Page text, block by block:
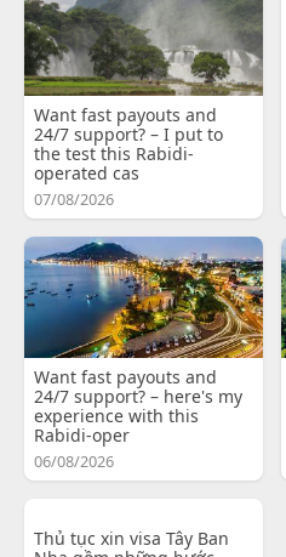
Want fast payouts and
24/7 support? – I put to
the test this Rabidi-
operated cas
07/08/2026
Want fast payouts and
24/7 support? – here's my
experience with this
Rabidi-oper
06/08/2026
Thủ tục xin visa Tây Ban